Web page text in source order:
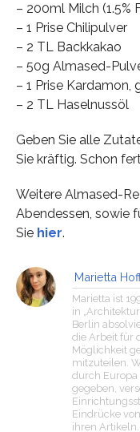
– 200ml Milch (1.5%
– 1 Prise Chilipulver
– 2 TL Backkakao
– 50g Almased-
– 1 Prise Kardamon,
– 2 TL Haselnussöl
Geben Sie alle
Sie kräftig. Schon
Weitere Almased-
Abendessen, sowie
Sie hier.
Marietta
Marietta ist
in
Berlin
die Arbeit für
Möglichkeit
mitzuteilen.
durch Europa
gegeben,
Eindrücke
ihren